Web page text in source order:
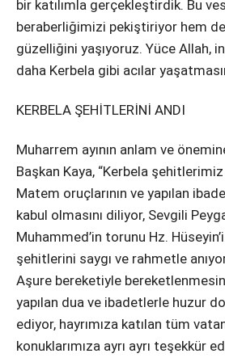
bir katılımla gerçekleştirdik. Bu
beraberliğimizi pekiştiriyor hem
güzelliğini yaşıyoruz. Yüce Allah,
daha Kerbela gibi acılar
KERBELA ŞEHİTLERİNİ ANDI
Muharrem ayının anlam ve
Başkan Kaya, “Kerbela
Matem oruçlarının ve yapılan
kabul olmasını diliyor, Sevgili
Muhammed’in torunu Hz.
şehitlerini saygı ve rahmetle
Aşure bereketiyle
yapılan dua ve ibadetlerle huzur
ediyor, hayrımıza katılan tüm
konuklarımıza ayrı ayrı teşekkür